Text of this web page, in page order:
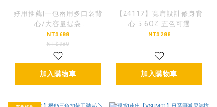
好用推薦|一包兩用多口袋背
心/大容量提袋
【BGJJ005】
NT$688
NT$980
加入購物車
【24117】寬肩設計修身背
心 5.6OZ 五色可選
NT$288
加入購物車